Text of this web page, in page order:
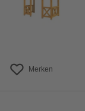
Merken